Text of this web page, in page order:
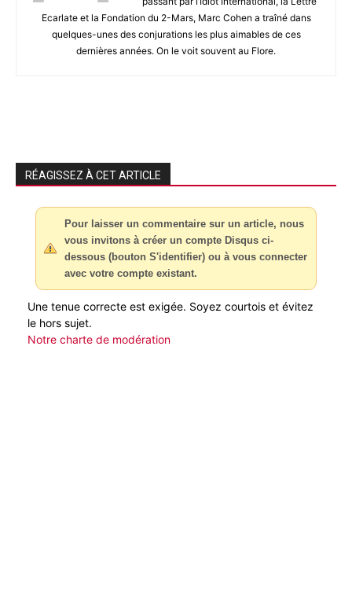
Ecarlate et la Fondation du 2-Mars, Marc Cohen a traîné dans
quelques-unes des conjurations les plus aimables de ces
dernières années. On le voit souvent au Flore.
RÉAGISSEZ À CET ARTICLE
Pour laisser un commentaire sur un article, nous
vous invitons à créer un compte Disqus ci-
dessous (bouton S'identifier) ou à vous connecter
avec votre compte existant.
Une tenue correcte est exigée. Soyez courtois et évitez
le hors sujet.
Notre charte de modération